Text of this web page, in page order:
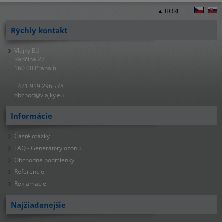
▲ HORE
Rýchly kontakt
Vlajky.EU
Radčina 22
160 00 Praha 6
+421 919 296 778
obchod@vlajky.eu
Informácie
Časté otázky
FAQ - Generátory ozónu
Obchodné podmienky
Referencie
Reklamacie
Najžiadanejšie